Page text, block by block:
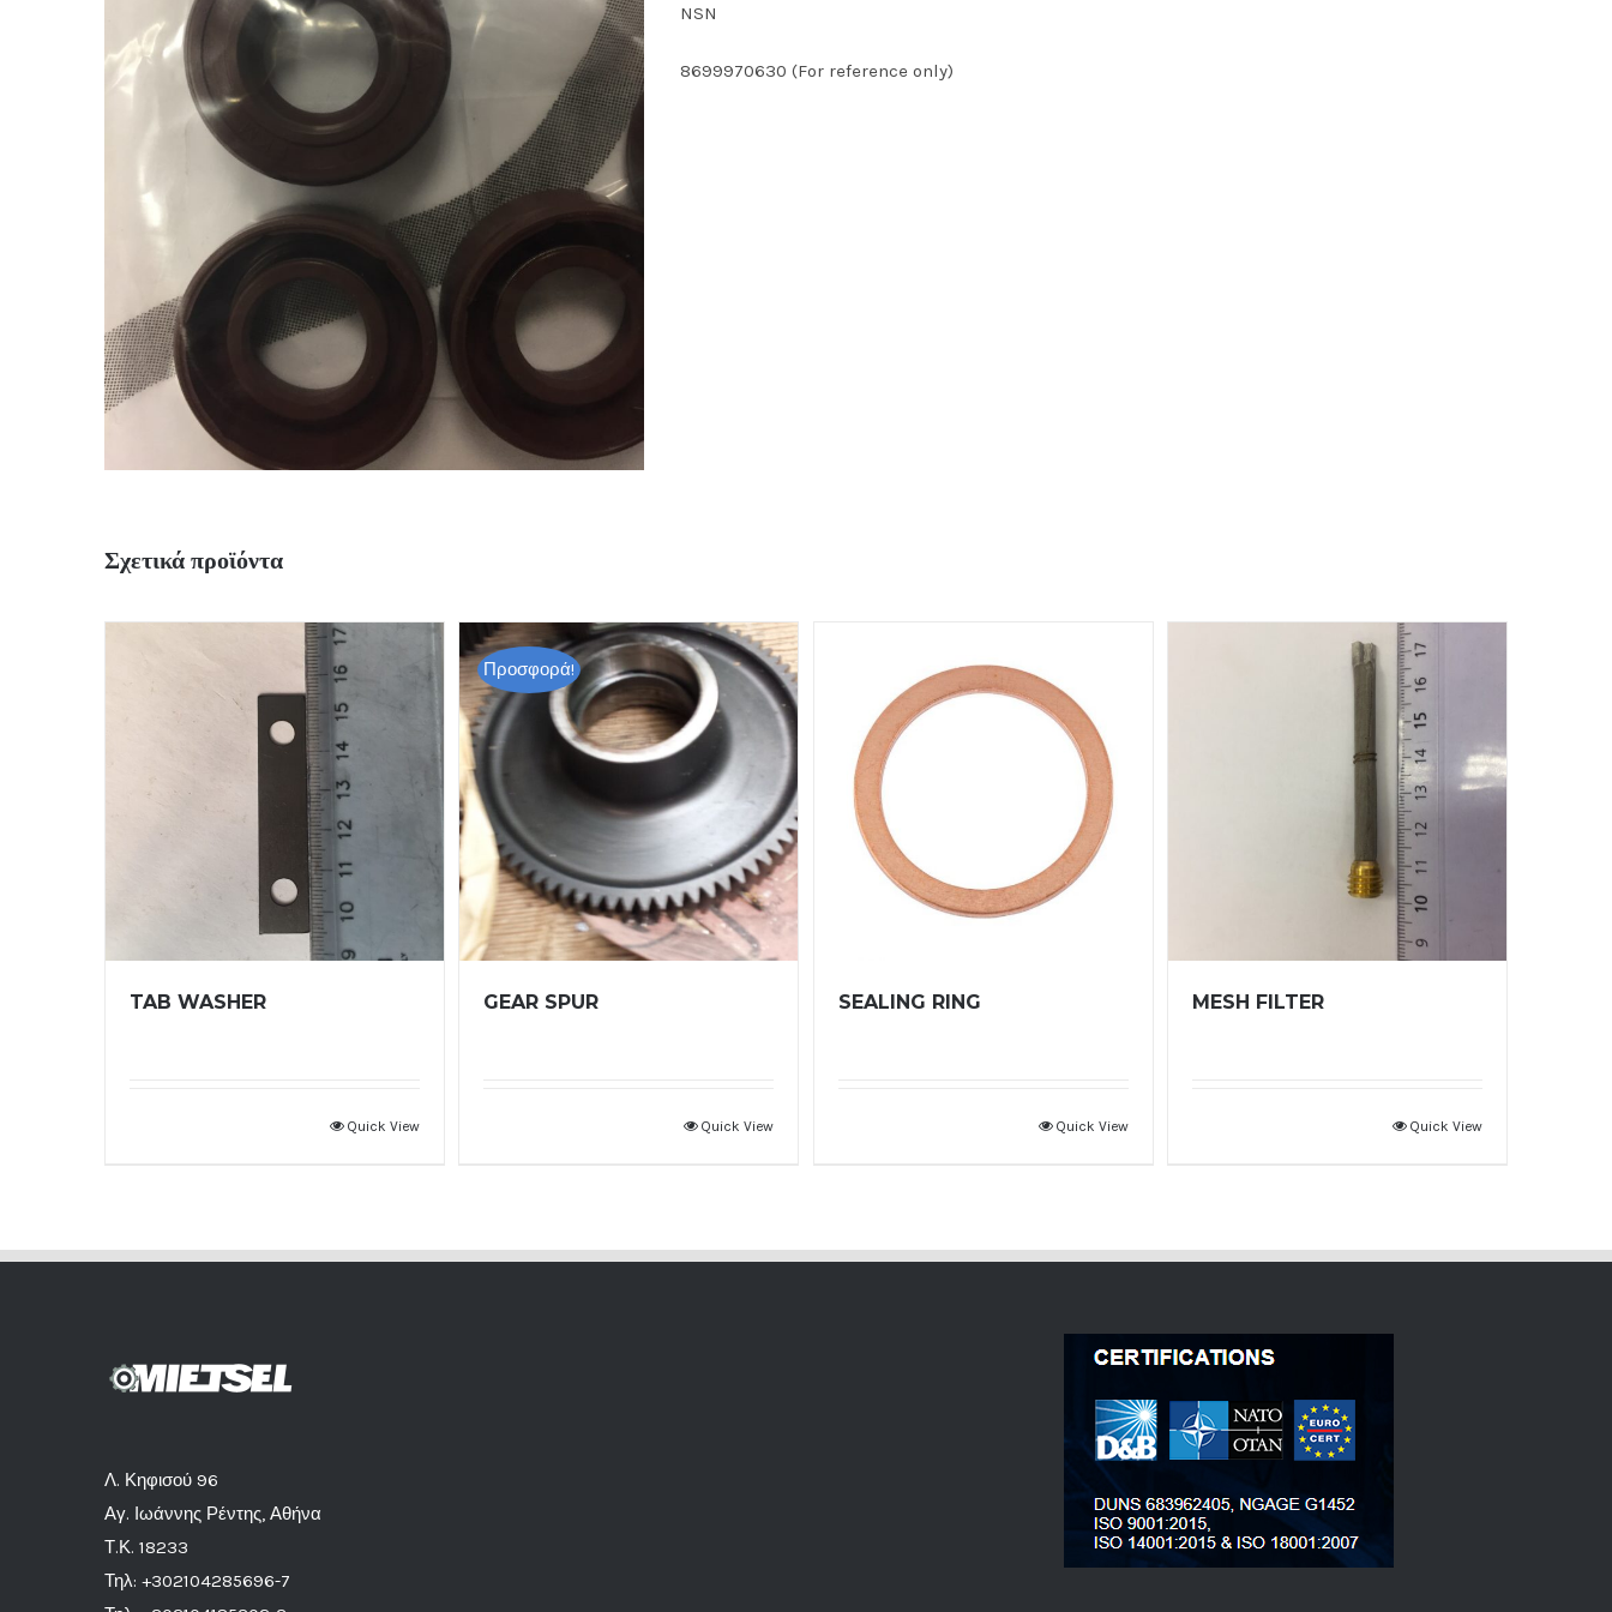
NSN
8699970630 (For reference only)
Σχετικά προϊόντα
TAB WASHER
Quick View
Προσφορά!
GEAR SPUR
Quick View
SEALING RING
Quick View
MESH FILTER
Quick View
Λ. Κηφισού 96
Αγ. Ιωάννης Ρέντης, Αθήνα
Τ.Κ. 18233
Τηλ: +302104285696-7